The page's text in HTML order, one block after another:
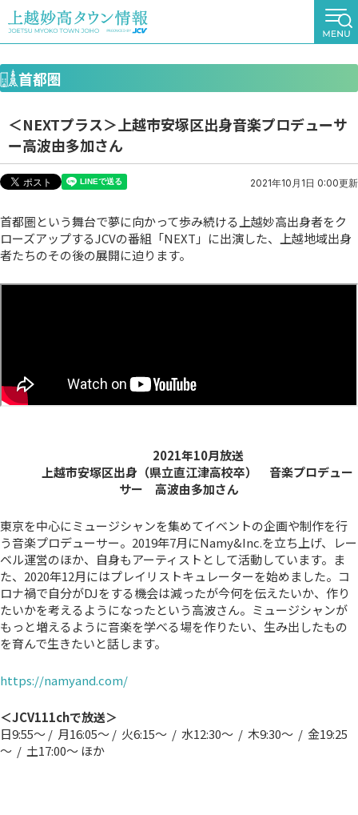
首都圏
＜NEXTプラス＞上越市安塚区出身音楽プロデューサ
ー高波由多加さん
2021年10月1日 0:00更新
首都圏という舞台で夢に向かって歩み続ける上越妙高出身者をク
ローズアップするJCVの番組「NEXT」に出演した、上越地域出身
者たちのその後の展開に迫ります。
2021年10月放送
上越市安塚区出身（県立直江津高校卒） 音楽プロデュー
サー 高波由多加さん
東京を中心にミュージシャンを集めてイベントの企画や制作を行
う音楽プロデューサー。2019年7月にNamy&Inc.を立ち上げ、レー
ベル運営のほか、自身もアーティストとして活動しています。ま
た、2020年12月にはプレイリストキュレーターを始めました。コ
ロナ禍で自分がDJをする機会は減ったが今何を伝えたいか、作り
たいかを考えるようになったという高波さん。ミュージシャンが
もっと増えるように音楽を学べる場を作りたい、生み出したもの
を育んで生きたいと話します。
https://namyand.com/
＜JCV111chで放送＞
日9:55～ / 月16:05～ / 火6:15～ / 水12:30～ / 木9:30～ / 金19:25
～ / 土17:00～ ほか